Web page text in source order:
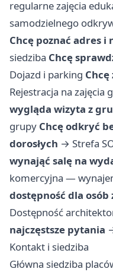
regularne zajęcia
samodzielnego
Chcę poznać adres
siedziba Chcę
Dojazd i parking
Rejestracja na zajęcia
wygląda wizyta z
grupy Chcę odkryć
dorosłych → Strefa
wynająć salę na
komercyjna —
dostępność dla osób
Dostępność
najczęstsze pytania
Kontakt i siedziba
Główna siedziba